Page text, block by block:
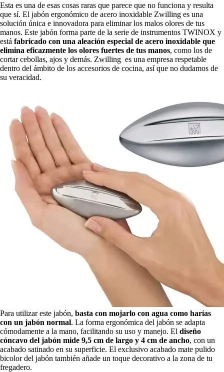
Esta es una de esas cosas raras que parece que no funciona y resulta
que sí. El jabón ergonómico de acero inoxidable Zwilling es una
solución única e innovadora para eliminar los malos olores de tus
manos. Este jabón forma parte de la serie de instrumentos TWINOX y
está fabricado con una aleación especial de acero inoxidable que
elimina eficazmente los olores fuertes de tus manos, como los de
cortar cebollas, ajos y demás. Zwilling es una empresa respetable
dentro del ámbito de los accesorios de cocina, así que no dudamos de
su veracidad.
Para utilizar este jabón, basta con mojarlo con agua como harías
con un jabón normal. La forma ergonómica del jabón se adapta
cómodamente a la mano, facilitando su uso y manejo. El diseño
cóncavo del jabón mide 9,5 cm de largo y 4 cm de ancho, con un
acabado satinado en su superficie. El exclusivo acabado mate pulido
bicolor del jabón también añade un toque decorativo a la zona de tu
fregadero.